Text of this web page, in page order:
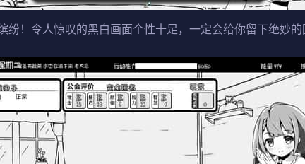
纷！令人惊叹的黑白画面个性十足，一定会给你留下绝妙的